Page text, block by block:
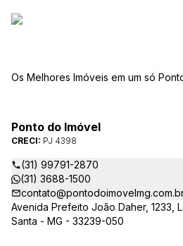
Os Melhores Imóveis em um só
Ponto do Imóvel
CRECI: PJ 4398
(31) 99791-2870
(31) 3688-1500
Avenida Prefeito João Daher, 1233,
Santa - MG - 33239-050